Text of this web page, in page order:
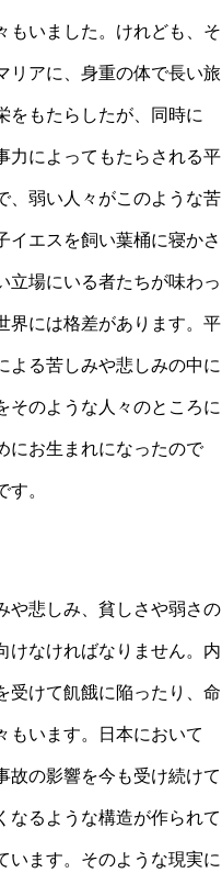
もいました。けれども、そ
リアに、身重の体で長い旅
をもたらしたが、同時に
力によってもたらされる平
、弱い人々がこのような苦
イエスを飼い葉桶に寝かさ
立場にいる者たちが味わっ
界には格差があります。平
よる苦しみや悲しみの中に
そのような人々のところに
にお生まれになったので
。
や悲しみ、貧しさや弱さの
けなければなりません。内
受けて飢餓に陥ったり、命
もいます。日本において
故の影響を今も受け続けて
なるような構造が作られて
います。そのような現実に